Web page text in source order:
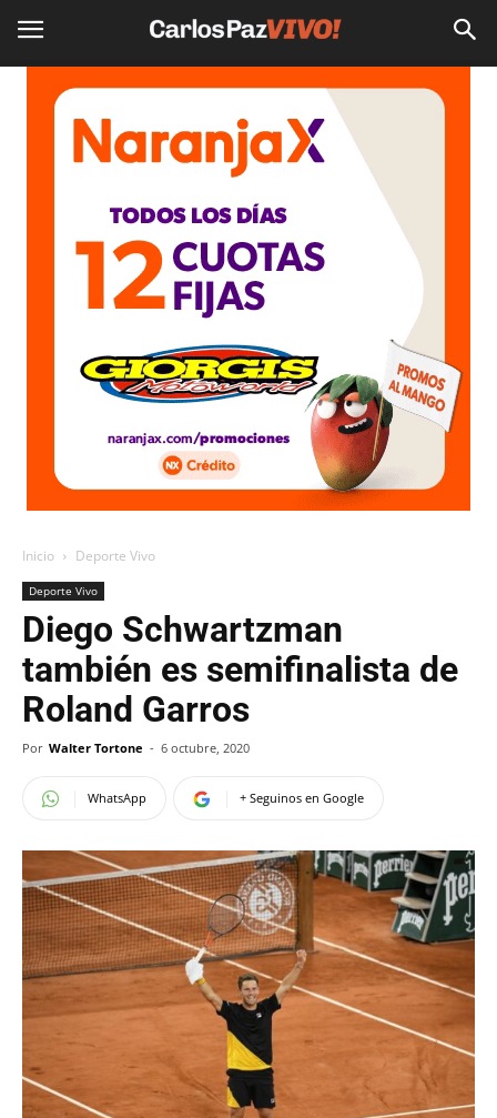
Inicio Deporte Vivo
Deporte Vivo
Diego Schwartzman
también es semifinalista de
Roland Garros
Por Walter Tortone - 6 octubre, 2020
WhatsApp + Seguinos en Google